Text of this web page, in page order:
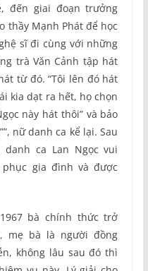
đến giai đoạn trưởng
thầy Mạnh Phát để học
sĩ đi cùng với những
trà Văn Cảnh tập hát
từ đó. “Tôi lên đó hát
kia dạt ra hết, họ chọn
này hát thôi” và bảo
nữ danh ca kể lại. Sau
ca Lan Ngọc vui
gia đình và được
bà chính thức trở
mẹ bà là người đồng
không lâu sau đó thì